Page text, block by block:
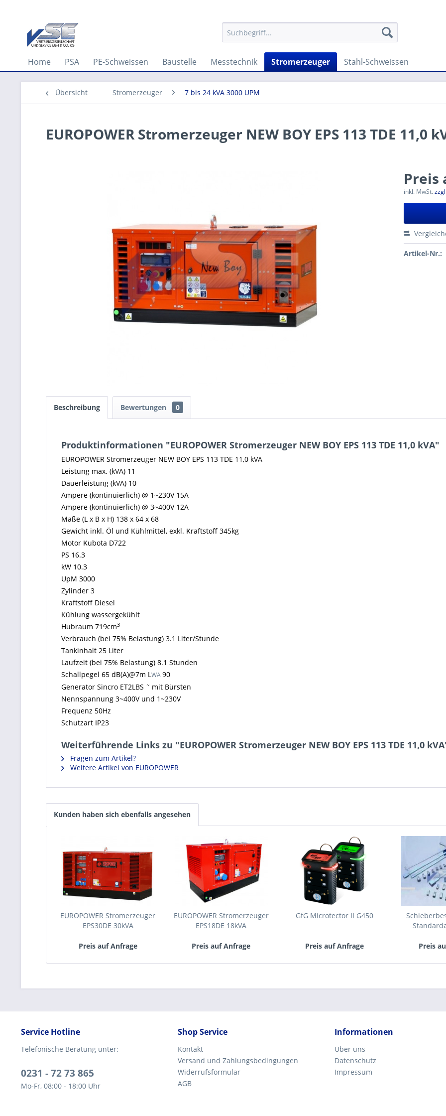
Home PSA PE-Schweissen Baustelle Messtechnik Stromerzeuger Stahl-Schweissen
Übersicht Stromerzeuger 7 bis 24 kVA 3000 UPM
EUROPOWER Stromerzeuger NEW BOY EPS 113 TDE 11,0
Preis
inkl. MwSt.
Artikel-Nr.:
Beschreibung Bewertungen 0
Produktinformationen "EUROPOWER Stromerzeuger NEW BOY EPS 113 TDE 11,0 kVA"
EUROPOWER Stromerzeuger NEW BOY EPS 113 TDE 11,0 kVA
Leistung max. (kVA) 11
Dauerleistung (kVA) 10
Ampere (kontinuierlich) @ 1~230V 15A
Ampere (kontinuierlich) @ 3~400V 12A
Maße (L x B x H) 138 x 64 x 68
Gewicht inkl. Öl und Kühlmittel, exkl. Kraftstoff 345kg
Motor Kubota D722
PS 16.3
kW 10.3
UpM 3000
Zylinder 3
Kraftstoff Diesel
Kühlung wassergekühlt
Hubraum 719cm3
Verbrauch (bei 75% Belastung) 3.1 Liter/Stunde
Tankinhalt 25 Liter
Laufzeit (bei 75% Belastung) 8.1 Stunden
Schallpegel 65 dB(A)@7m LWA90
Generator Sincro ET2LBS ˜ mit Bürsten
Nennspannung 3~400V und 1~230V
Frequenz 50Hz
Schutzart IP23
Weiterführende Links zu "EUROPOWER Stromerzeuger NEW BOY EPS 113 TDE 11,0
Fragen zum Artikel?
Weitere Artikel von EUROPOWER
Kunden haben sich ebenfalls angesehen
EUROPOWER Stromerzeuger
EPS30DE 30kVA
Preis auf Anfrage
EUROPOWER Stromerzeuger
EPS18DE 18kVA
Preis auf Anfrage
GfG Microtector II G450
Preis auf Anfrage Preis
Service Hotline
Telefonische Beratung unter:
0231 - 72 73 865
Mo-Fr, 08:00 - 18:00 Uhr
Shop Service
Kontakt
Versand und Zahlungsbedingungen
Widerrufsformular
AGB
Informationen
Über uns
Datenschutz
Impressum